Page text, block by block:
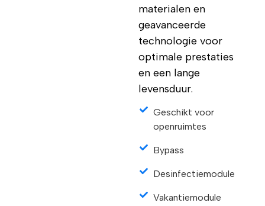
materialen en
geavanceerde
technologie voor
optimale prestaties
en een lange
levensduur.
Geschikt voor
openruimtes
Bypass
Desinfectiemodule
Vakantiemodule